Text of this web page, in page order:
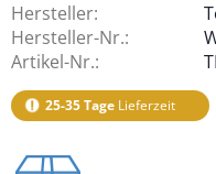
Hersteller:
Hersteller-Nr.:
Artikel-Nr.:
25-35 Tage Lieferzeit